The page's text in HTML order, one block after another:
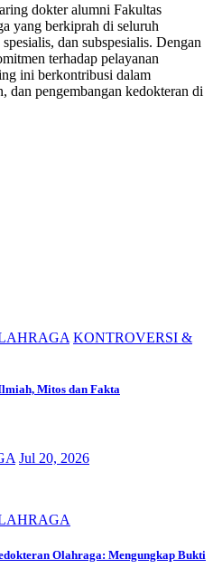
dokter alumni Fakultas
yang berkiprah di seluruh
dan subspesialis. Dengan
terhadap pelayanan
ini berkontribusi dalam
dan pengembangan kedokteran di
KONTROVERSI &
Mitos dan Fakta
Jul 20, 2026
Olahraga: Mengungkap Bukti